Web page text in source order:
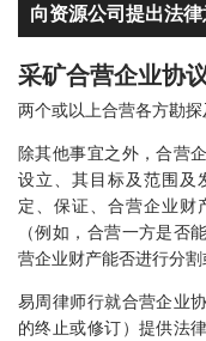
向资源公司提出法
采矿合营企业协
两个或以上合营各方勘
除其他事宜之外，合营
设立、其目标及范围及
定、保证、合营企业财
（例如，合营一方是否
营企业财产能否进行分割
易周律师行就合营企业
的终止或修订）提供法